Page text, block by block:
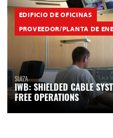
EDIFICIO DE OFICINAS
PROVEEDOR/PLANTA DE
SUIZA
IWB: SHIELDED CABLE
FREE OPERATIONS